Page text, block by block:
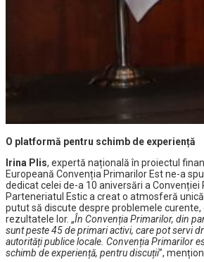
O platformă pentru schimb de experiență
Irina Plis, expertă națională în proiectul
Europeană Convenția Primarilor Est ne-a
dedicat celei de-a 10 aniversări a Convenției
Parteneriatul Estic a creat o atmosferă
putut să discute despre problemele
rezultatele lor. „În Convenția Primarilor, din
sunt peste 45 de primari activi, care pot servi
autorități publice locale. Convenția Primarilor
schimb de experiență, pentru discuții”,